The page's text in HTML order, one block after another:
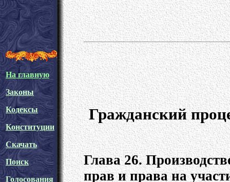
На главную
Законы
Кодексы
Конституции
Скачать
Поиск
Голосования
Гражданский
Глава 26.
прав и права на